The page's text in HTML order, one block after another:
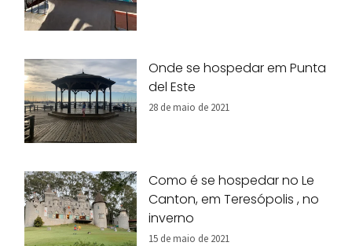
Onde se hospedar em Punta
del Este
28 de maio de 2021
Como é se hospedar no Le
Canton, em Teresópolis , no
inverno
15 de maio de 2021